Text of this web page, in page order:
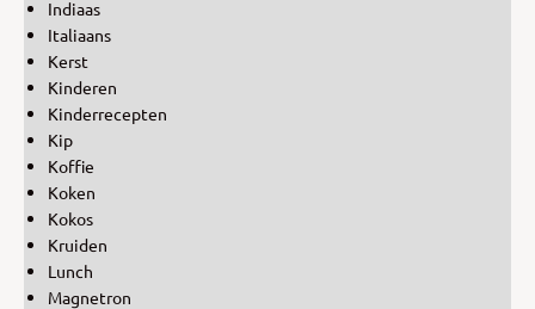
Indiaas
Italiaans
Kerst
Kinderen
Kinderrecepten
Kip
Koffie
Koken
Kokos
Kruiden
Lunch
Magnetron